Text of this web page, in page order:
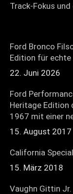
Track-Fokus
Ford Bronco
Edition für echte
22. Juni 2026
Ford
Heritage Edition
1967 mit einer
15. August 2017
California
15. März 2018
Vaughn Gittin